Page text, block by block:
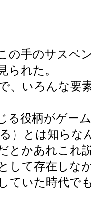
の手のサスペ
られた。
、いろんな要
る役柄がゲー
）とは知ら
とかあれこれ
して存在しな
ていた時代